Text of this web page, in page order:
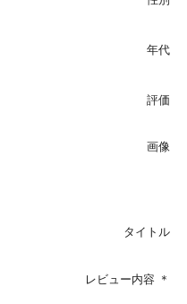
年代
評価
画像
タイトル
レビュー内容 ＊